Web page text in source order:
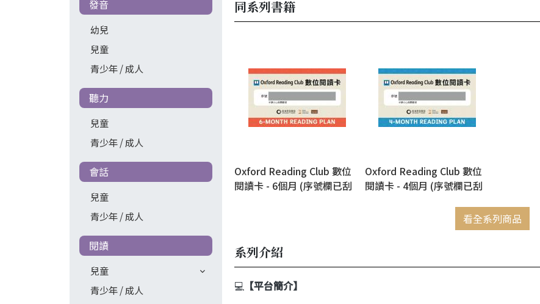
發音
幼兒
兒童
青少年 / 成人
聽力
兒童
青少年 / 成人
會話
兒童
青少年 / 成人
閱讀
兒童
青少年 / 成人
同系列書籍
Oxford Reading Club 數位
閱讀卡 - 6個月 (序號欄已刮
Oxford Reading Club 數位
閱讀卡 - 4個月 (序號欄已刮
看全系列商品
系列介紹
💻 【平台簡介】